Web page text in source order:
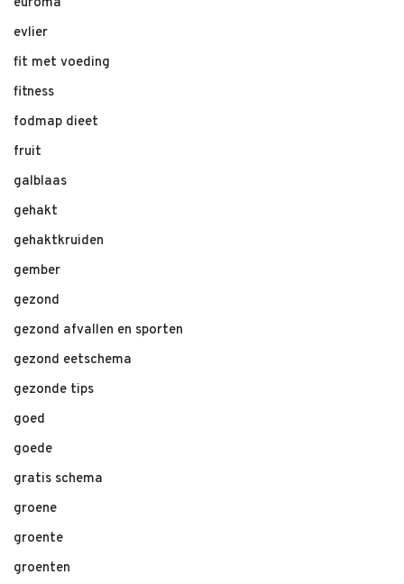
evlier
fit met voeding
fitness
fodmap dieet
fruit
galblaas
gehakt
gehaktkruiden
gember
gezond
gezond afvallen en sporten
gezond eetschema
gezonde tips
goed
goede
gratis schema
groene
groente
groenten